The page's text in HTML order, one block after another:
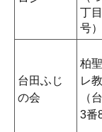
丁
号）
台田ふじ
の会
柏
レ
（
3番